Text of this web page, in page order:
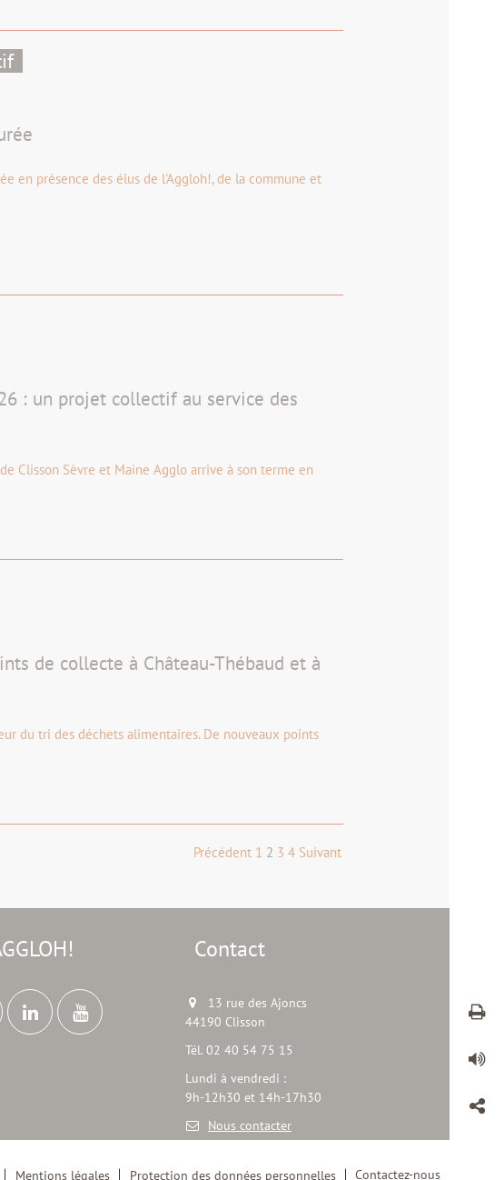
en présence des élus de l'Aggloh!, de la commune et
: un projet collectif au service des
Clisson Sèvre et Maine Agglo arrive à son terme en
de collecte à Château-Thébaud et à
du tri des déchets alimentaires. De nouveaux points
Précédent 1 2 3 4 Suivant
Contact
13 rue des Ajoncs
44190 Clisson
Tél. 02 40 54 75 15
Lundi à vendredi :
9h-12h30 et 14h-17h30
Nous contacter
Mentions légales Protection des données personnelles Contactez-nous